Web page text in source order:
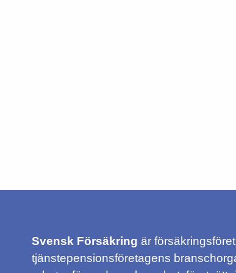
Svensk Försäkring är
tjänstepensionsföretagens